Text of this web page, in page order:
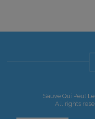
Sauve Qui Peut
All rights